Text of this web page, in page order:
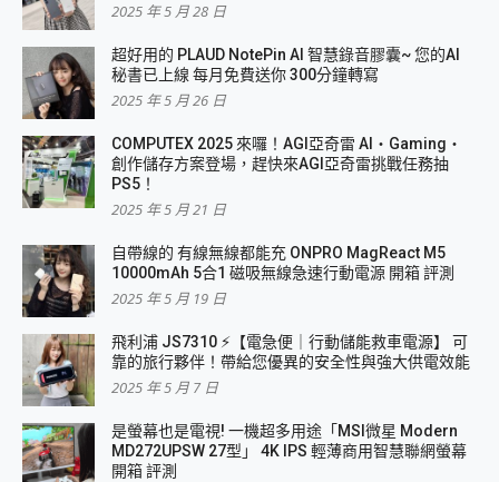
2025 年 5 月 28 日
超好用的 PLAUD NotePin AI 智慧錄音膠囊~ 您的AI
秘書已上線 每月免費送你 300分鐘轉寫
2025 年 5 月 26 日
COMPUTEX 2025 來囉！AGI亞奇雷 AI・Gaming・
創作儲存方案登場，趕快來AGI亞奇雷挑戰任務抽
PS5！
2025 年 5 月 21 日
自帶線的 有線無線都能充 ONPRO MagReact M5
10000mAh 5合1 磁吸無線急速行動電源 開箱 評測
2025 年 5 月 19 日
飛利浦 JS7310 ⚡【電急便｜行動儲能救車電源】 可
靠的旅行夥伴！帶給您優異的安全性與強大供電效能
2025 年 5 月 7 日
是螢幕也是電視! 一機超多用途「MSI微星 Modern
MD272UPSW 27型」 4K IPS 輕薄商用智慧聯網螢幕
開箱 評測